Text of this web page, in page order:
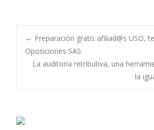
Navegación
← Preparación gratis afiliad@s USO,
Oposiciones SAS
La auditoria retributiva, una
la